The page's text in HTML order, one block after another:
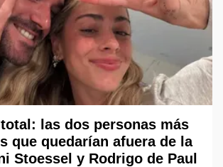
las dos personas más
que quedarían afuera de la
Stoessel y Rodrigo de Paul